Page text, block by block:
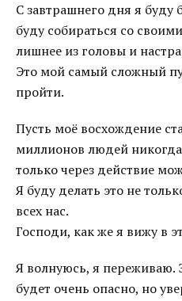
С завтрашнего дня я буду
буду собираться со
лишнее из головы и
Это мой самый сложный
пройти.
Пусть моё восхождение
миллионов людей никогда
только через действие
Я буду делать это не
всех нас.
Господи, как же я вижу в
Я волнуюсь, я переживаю.
будет очень опасно, но